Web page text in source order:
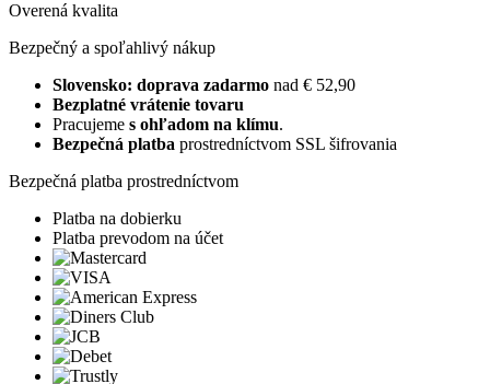
Overená kvalita
Bezpečný a spoľahlivý nákup
Slovensko: doprava zadarmo nad € 52,90
Bezplatné vrátenie tovaru
Pracujeme s ohľadom na klímu.
Bezpečná platba prostredníctvom SSL šifrovania
Bezpečná platba prostredníctvom
Platba na dobierku
Platba prevodom na účet